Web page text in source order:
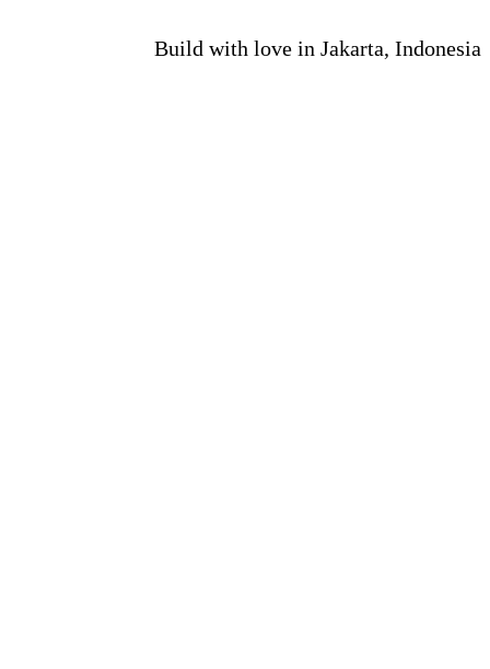
Build with love in Jakarta, Indonesia